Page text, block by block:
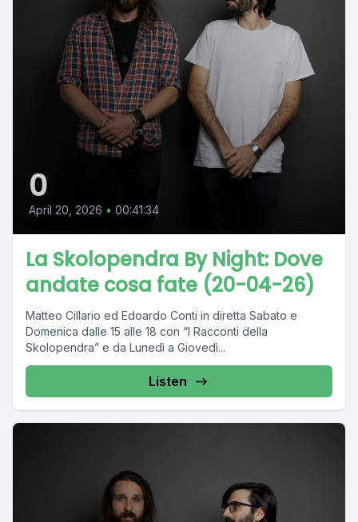
0
April 20, 2026 • 00:41:34
La Skolopendra By Night: Dove
andate cosa fate (20-04-26)
Matteo Cillario ed Edoardo Conti in diretta Sabato e
Domenica dalle 15 alle 18 con “I Racconti della
Skolopendra” e da Lunedì a Giovedì...
Listen